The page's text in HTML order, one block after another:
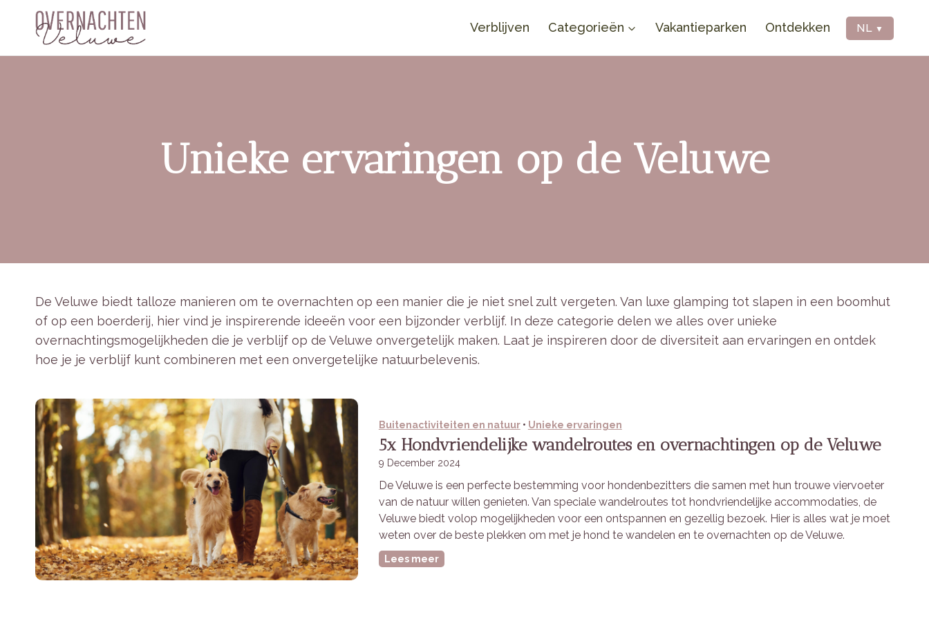
content
Verblijven Categorieën Vakantieparken Ontdekken NL ▼
Unieke ervaringen op de Veluwe
De Veluwe biedt talloze manieren om te overnachten op een manier die je niet snel zult vergeten. Van luxe glamping tot slapen in een boomhut
of op een boerderij, hier vind je inspirerende ideeën voor een bijzonder verblijf. In deze categorie delen we alles over unieke
overnachtingsmogelijkheden die je verblijf op de Veluwe onvergetelijk maken. Laat je inspireren door de diversiteit aan ervaringen en ontdek
hoe je je verblijf kunt combineren met een onvergetelijke natuurbelevenis.
Buitenactiviteiten en natuur• Unieke ervaringen
5x Hondvriendelijke wandelroutes en overnachtingen op de Veluwe
9 December 2024
De Veluwe is een perfecte bestemming voor hondenbezitters die samen met hun trouwe viervoeter
van de natuur willen genieten. Van speciale wandelroutes tot hondvriendelijke accommodaties, de
Veluwe biedt volop mogelijkheden voor een ontspannen en gezellig bezoek. Hier is alles wat je moet
weten over de beste plekken om met je hond te wandelen en te overnachten op de Veluwe.
Lees meer5